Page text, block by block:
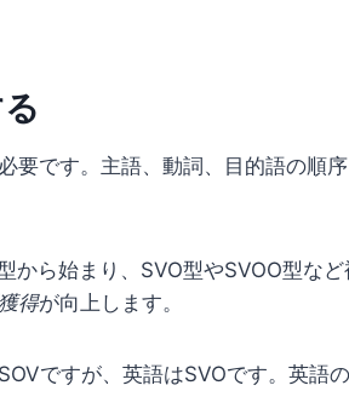
です。主語、動詞、目的語の順序
ら始まり、SVO型やSVOO型など
得が向上します。
ですが、英語はSVOです。英語の